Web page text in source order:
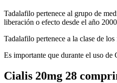
Tadalafilo pertenece al grupo de
liberación o efecto desde el año
Tadalafilo pertenece a la clase de
Es importante que durante el uso
Cialis 20mg 28